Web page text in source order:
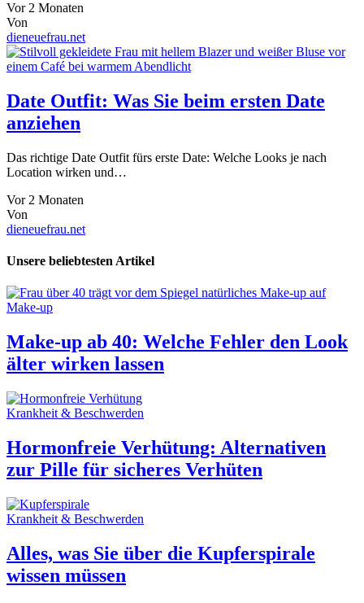
Vor 2 Monaten
Von
dieneuefrau.net
Date Outfit: Was Sie beim ersten Date
anziehen
Das richtige Date Outfit fürs erste Date: Welche Looks je nach
Location wirken und…
Vor 2 Monaten
Von
dieneuefrau.net
Unsere beliebtesten Artikel
Make-up
Make-up ab 40: Welche Fehler den Look
älter wirken lassen
Krankheit & Beschwerden
Hormonfreie Verhütung: Alternativen
zur Pille für sicheres Verhüten
Krankheit & Beschwerden
Alles, was Sie über die Kupferspirale
wissen müssen